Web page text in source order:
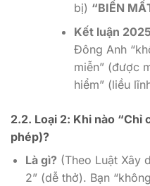
bị) “BIẾN
Kết luận
Đông Anh
miễn” (được
hiểm” (liều
2.2. Loại 2: Khi nào “Chỉ
phép)?
Là gì? (Theo Luật Xây
2” (dễ thở). Bạn